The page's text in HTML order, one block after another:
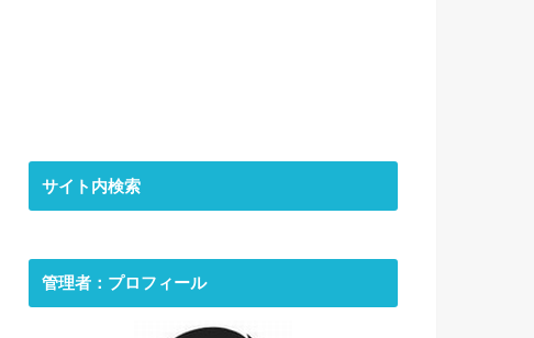
サイト内検索
管理者：プロフィール